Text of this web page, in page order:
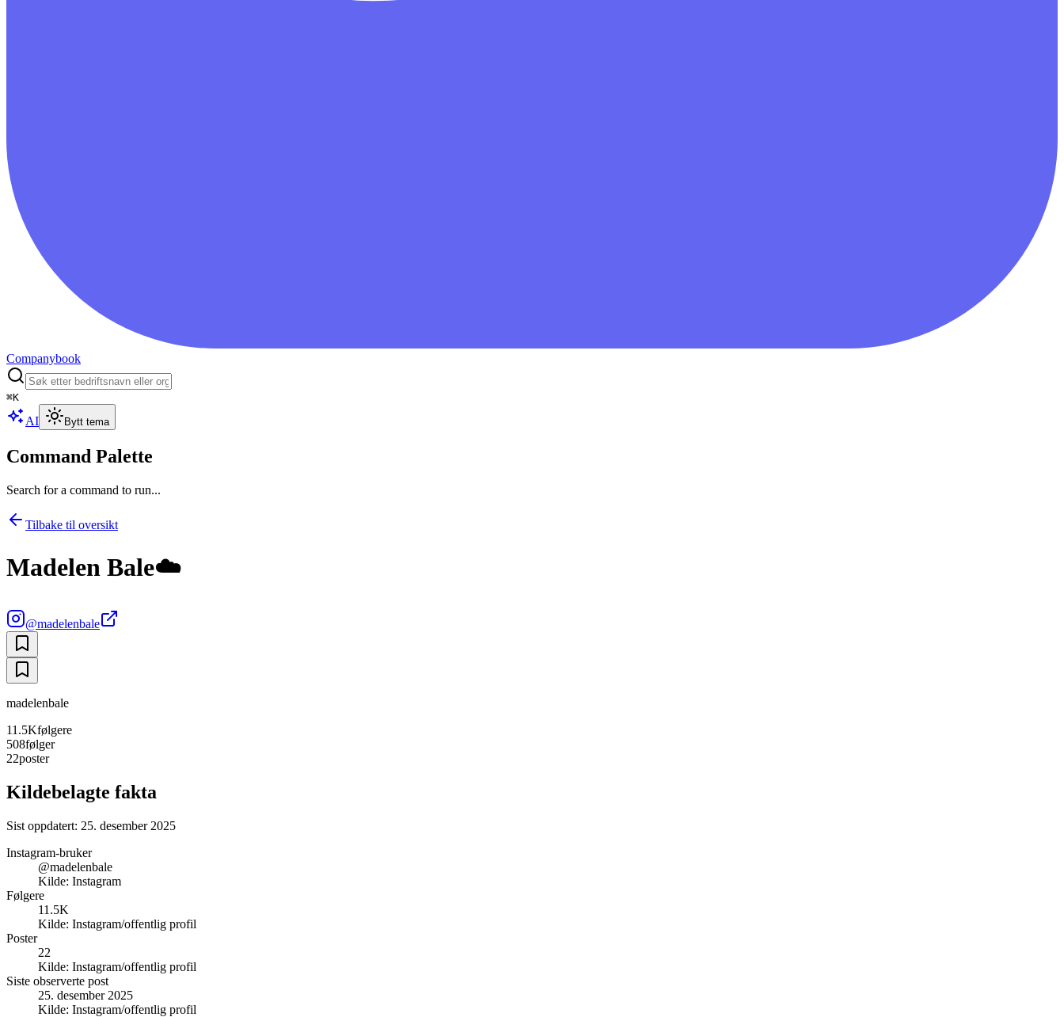
Companybook
⌘K
AI Bytt tema
Command Palette
Search for a command to run...
Tilbake til oversikt
Madelen Bale☁️
@madelenbale
madelenbale
11.5Kfølgere
508følger
22poster
Kildebelagte fakta
Sist oppdatert: 25. desember 2025
Instagram-bruker
@madelenbale
Kilde: Instagram
Følgere
11.5K
Kilde: Instagram/offentlig profil
Poster
22
Kilde: Instagram/offentlig profil
Siste observerte post
25. desember 2025
Kilde: Instagram/offentlig profil